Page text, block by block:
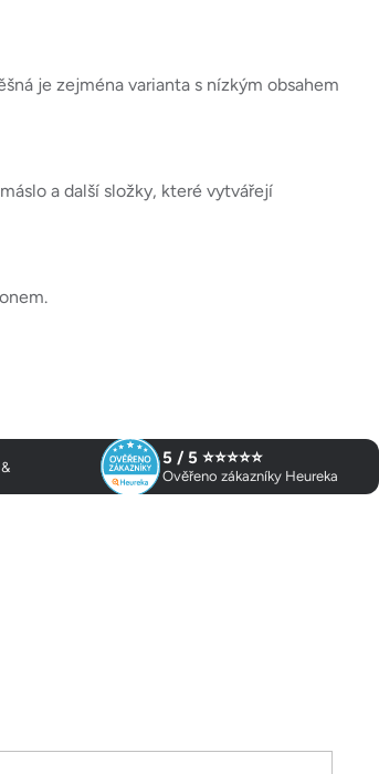
je zejména varianta s nízkým obsahem
a další složky, které vytvářejí
5 / 5 ⭐⭐⭐⭐⭐
Ověřeno zákazníky Heureka